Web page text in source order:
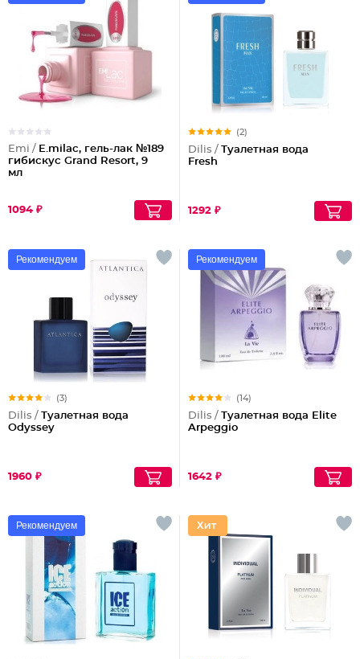
Emi / E.milac, гель-лак №189
гибискус Grand Resort, 9
мл
1094 ₽
(2)
Dilis / Туалетная вода
Fresh
1292 ₽
Рекомендуем
(3)
Dilis / Туалетная вода
Odyssey
1960 ₽
Рекомендуем
(14)
Dilis / Туалетная вода Elite
Arpeggio
1642 ₽
Рекомендуем